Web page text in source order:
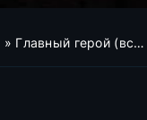
» Главный герой (все серии)